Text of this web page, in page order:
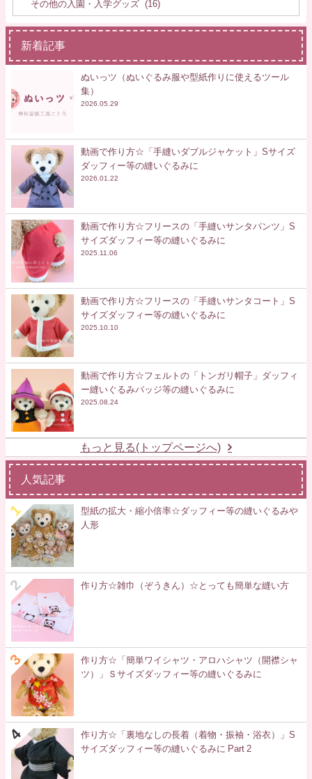
新着記事
ぬいっツ（ぬいぐるみ服や型紙作りに使えるツール
集）
2026.05.29
動画で作り方☆「手縫いダブルジャケット」Sサイズ
ダッフィー等の縫いぐるみに
2026.01.22
動画で作り方☆フリースの「手縫いサンタパンツ」S
サイズダッフィー等の縫いぐるみに
2025.11.06
動画で作り方☆フリースの「手縫いサンタコート」S
サイズダッフィー等の縫いぐるみに
2025.10.10
動画で作り方☆フェルトの「トンガリ帽子」ダッフィ
ー縫いぐるみバッジ等の縫いぐるみに
2025.08.24
もっと見る(トップページへ)
人気記事
型紙の拡大・縮小倍率☆ダッフィー等の縫いぐるみや
人形
作り方☆雑巾（ぞうきん）☆とっても簡単な縫い方
作り方☆「簡単ワイシャツ・アロハシャツ（開襟シャ
ツ）」Ｓサイズダッフィー等の縫いぐるみに
作り方☆「裏地なしの長着（着物・振袖・浴衣）」S
サイズダッフィー等の縫いぐるみに Part 2